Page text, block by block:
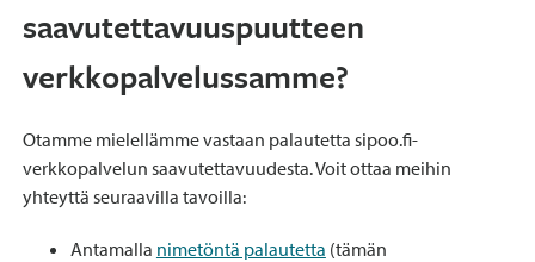
saavutettavuuspuutteen
verkkopalvelussamme?
Otamme mielellämme vastaan palautetta sipoo.fi-
verkkopalvelun saavutettavuudesta. Voit ottaa meihin
yhteyttä seuraavilla tavoilla:
Antamalla nimetöntä palautetta (tämän